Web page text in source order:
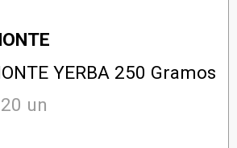
YERBA 250 Gramos
un